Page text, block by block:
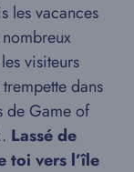
les vacances
visiteurs
dans
de Game of
Lassé de
toi vers l’île